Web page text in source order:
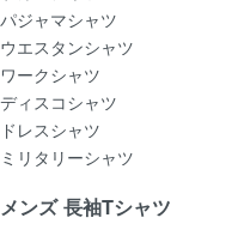
パジャマシャツ
ウエスタンシャツ
ワークシャツ
ディスコシャツ
ドレスシャツ
ミリタリーシャツ
メンズ 長袖Tシャツ